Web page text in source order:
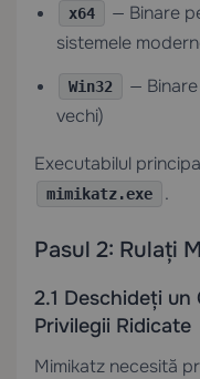
x64
— Binare
sistemele
Win32
—
vechi)
Executabilul
mimikatz.exe .
Pasul 2: Rulați
2.1 Deschideți
Privilegii Ridicate
Mimikatz necesită